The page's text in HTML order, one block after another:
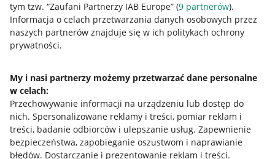
tym tzw. “Zaufani Partnerzy IAB Europe” (9 partnerów).
Informacja o celach przetwarzania danych osobowych przez
naszych partnerów znajduje się w ich politykach ochrony
prywatności.
My i nasi partnerzy możemy przetwarzać dane personalne
w celach:
Przechowywanie informacji na urządzeniu lub dostęp do
nich. Spersonalizowane reklamy i treści, pomiar reklam i
treści, badanie odbiorców i ulepszanie usług. Zapewnienie
bezpieczeństwa, zapobieganie oszustwom i naprawianie
błędów. Dostarczanie i prezentowanie reklam i treści.
Przydatne informacje
Jak to działa
Allegro Gadane dla sprzedających
Allegro Gadane dla kupujących
Mapa miejscowości